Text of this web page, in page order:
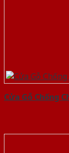
Cửa Gỗ Chống